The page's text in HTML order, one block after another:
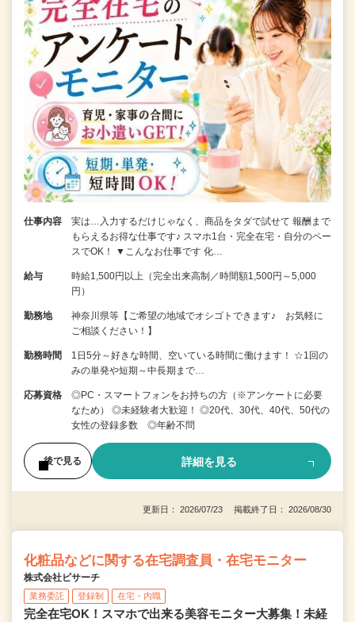
仕事内容
実は…入力するだけじゃなく、商品をタダで試せて 報酬まで
もらえるお得な仕事です♪ スマホ1台・完全在宅・自分のペー
スでOK！ ▼こんなお仕事です 化…
給与
時給1,500円以上（完全出来高制／時間額1,500円～5,000
円）
勤務地
神奈川県等【ご希望の地域でオシゴトできます♪ お気軽に
ご相談ください！】
勤務時間
1日5分～好きな時間、空いている時間に働けます！ ☆1回の
みの単発や短期～中長期まで…
応募資格
◎PC・スマートフォンをお持ちの方（※アンケートに必要
なため） ◎未経験者大歓迎！ ◎20代、30代、40代、50代の
女性の登録多数 ◎年齢不問
後で見る 詳細を見る
更新日： 2026/07/23 掲載終了日： 2026/08/30
化粧品などに関する在宅調査員・在宅モニター
株式会社ビサーチ
業務委託 登録制 在宅・内職
完全在宅OK！スマホで出来る美容モニター大募集！未経